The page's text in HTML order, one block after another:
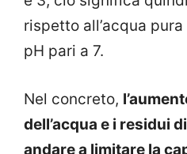
rispetto all’acqua
pH pari a 7.
Nel concreto,
dell’acqua e i residui
andare a limitare la